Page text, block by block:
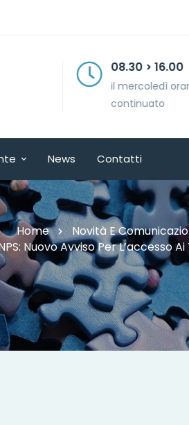
08.30 > 16.00
il mercoledì
continuato
News Contatti
Home Novità E
Nuovo Avviso Per L’accesso